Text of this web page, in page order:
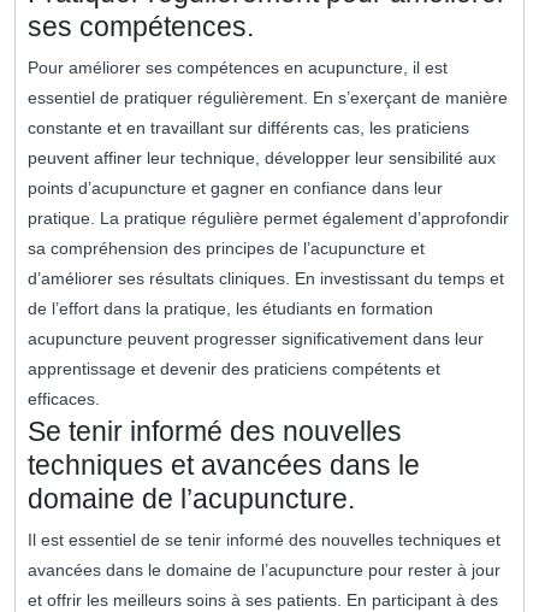
ses compétences.
Pour améliorer ses compétences en acupuncture, il est
essentiel de pratiquer régulièrement. En s’exerçant de manière
constante et en travaillant sur différents cas, les praticiens
peuvent affiner leur technique, développer leur sensibilité aux
points d’acupuncture et gagner en confiance dans leur
pratique. La pratique régulière permet également d’approfondir
sa compréhension des principes de l’acupuncture et
d’améliorer ses résultats cliniques. En investissant du temps et
de l’effort dans la pratique, les étudiants en formation
acupuncture peuvent progresser significativement dans leur
apprentissage et devenir des praticiens compétents et
efficaces.
Se tenir informé des nouvelles
techniques et avancées dans le
domaine de l’acupuncture.
Il est essentiel de se tenir informé des nouvelles techniques et
avancées dans le domaine de l’acupuncture pour rester à jour
et offrir les meilleurs soins à ses patients. En participant à des